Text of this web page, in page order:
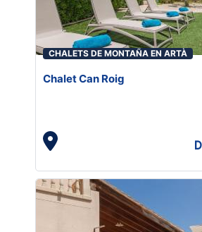
CHALETS DE MONTAÑA EN ARTÀ
Chalet Can Roig